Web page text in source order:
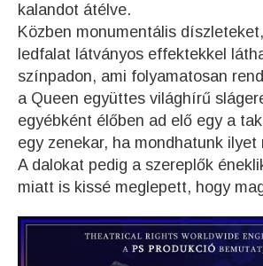
kalandot átélve.
Közben monumentális
ledfalat látványos effektekkel
színpadon, ami folyamatosan
a Queen együttes világhírű
egyébként élőben ad elő egy a
egy zenekar, ha mondhatunk ilyet
A dalokat pedig a szereplők
miatt is kissé meglepett, hogy